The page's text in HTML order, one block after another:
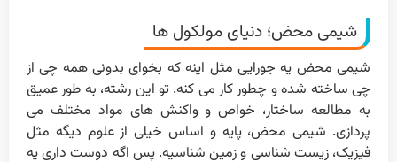
شیمی محض؛ دنیای مولکول ها
شیمی محض یه جورایی مثل اینه که بخوای بدونی همه چی از
چی ساخته شده و چطور کار می کنه. تو این رشته، به طور عمیق
به مطالعه ساختار، خواص و واکنش های مواد مختلف می
پردازی. شیمی محض، پایه و اساس خیلی از علوم دیگه مثل
فیزیک، زیست شناسی و زمین شناسیه. پس اگه دوست داری یه